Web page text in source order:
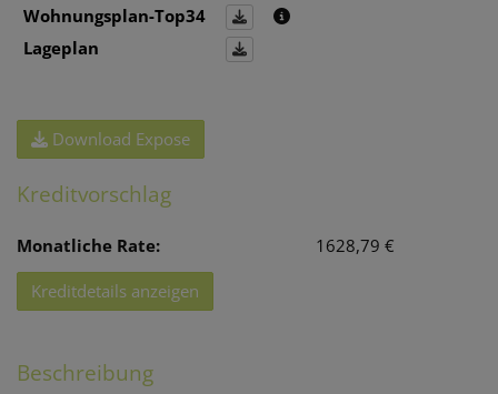
Wohnungsplan-Top34
Lageplan
Download Expose
Kreditvorschlag
Monatliche Rate: 1628,79 €
Kreditdetails anzeigen
Beschreibung